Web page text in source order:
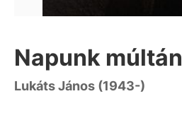
Napunk múltán
Lukáts János (1943-)